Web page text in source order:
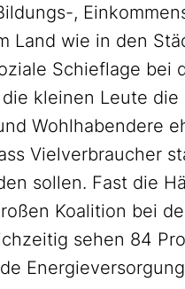
,
Land wie in den
Schieflage bei
kleinen Leute
Wohlhabendere
Vielverbraucher
sollen. Fast die
Koalition bei
sehen 84